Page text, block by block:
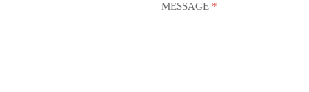
MESSAGE *